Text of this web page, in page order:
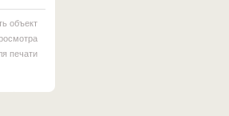
объект
печати